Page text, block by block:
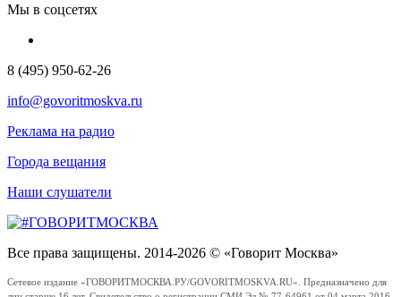
Мы в соцсетях
8 (495) 950-62-26
info@govoritmoskva.ru
Реклама на радио
Города вещания
Наши слушатели
Все права защищены. 2014-2026 © «Говорит Москва»
Сетевое издание «ГОВОРИТМОСКВА.РУ/GOVORITMOSKVA.RU». Предназначено для